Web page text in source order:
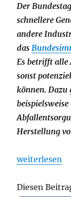
Der
schnellere
andere
das
Es betrifft alle
sonst
können. Dazu
Herstellung
„Bundestag
weiterlesen
Diesen